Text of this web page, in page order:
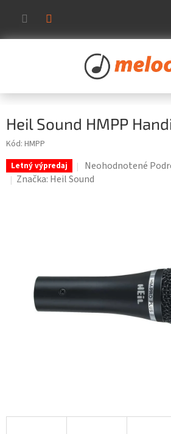
obsah
Heil Sound HMPP
Kód: HMPP
Letný výpredaj
Priemerné
hodnotenie
Neohodnotené
Značka: Heil Sound